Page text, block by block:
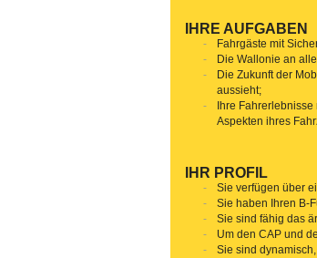
IHRE AUFGABEN
Fahrgäste mit
Die Wallonie an
Die Zukunft der
aussieht;
Ihre
Aspekten ihres
IHR PROFIL
Sie verfügen über
Sie haben Ihren B-
Sie sind fähig das
Um den CAP und
Sie sind